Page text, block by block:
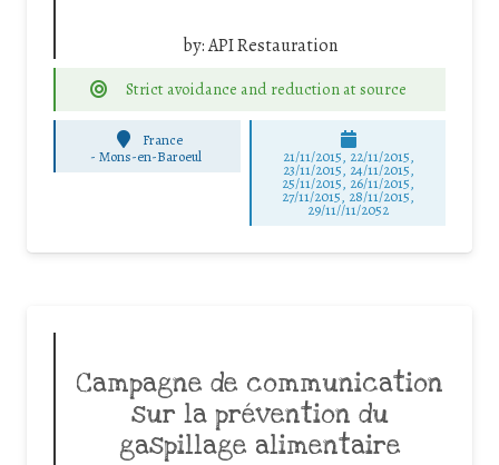
by:API Restauration
Strict avoidance and reduction at source
France
-Mons-en-Baroeul 21/11/2015, 22/11/2015,
23/11/2015, 24/11/2015,
25/11/2015, 26/11/2015,
27/11/2015, 28/11/2015,
29/11//11/2052
Campagne de communication
sur la prévention du
gaspillage alimentaire